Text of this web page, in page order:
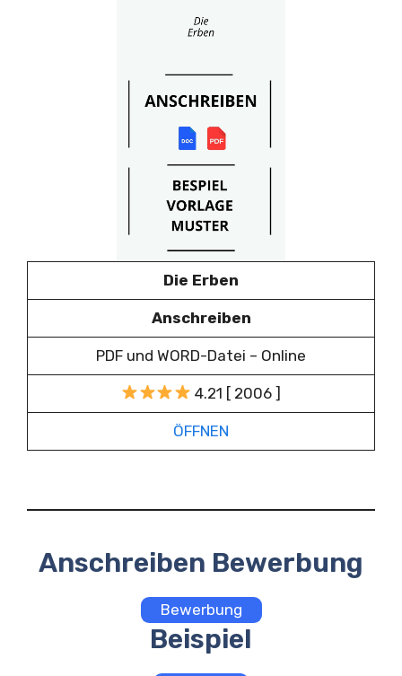
Die Erben
Anschreiben
PDF und WORD-Datei – Online
4.21 [ 2006 ]
ÖFFNEN
Anschreiben Bewerbung
Bewerbung
Beispiel